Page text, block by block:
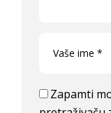
Zapamti